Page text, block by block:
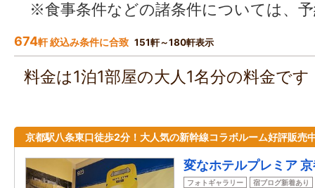
※食事条件などの諸条件については、
674軒 絞込み条件に合致 151軒～180軒表示
料金は1泊1部屋の大人1名分の料金で
京都駅八条東口徒歩2分！大人気の新幹線コラボルーム好評販売
変なホテルプレミア
フォトギャラリー 宿ブログ新着あり